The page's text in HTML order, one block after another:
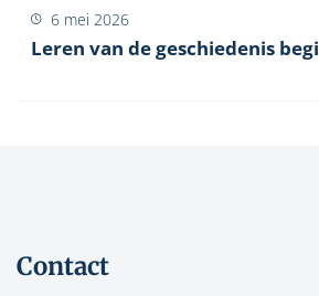
Leren van de geschiedenis
6 mei 2026
Contact